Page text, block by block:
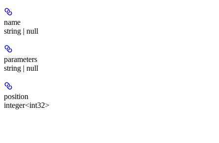
name
string | null
parameters
string | null
position
integer<int32>